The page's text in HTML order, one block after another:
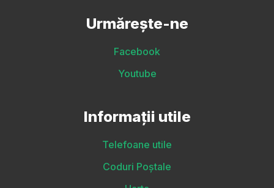
Urmărește-ne
Facebook
Youtube
Informații utile
Telefoane utile
Coduri Poștale